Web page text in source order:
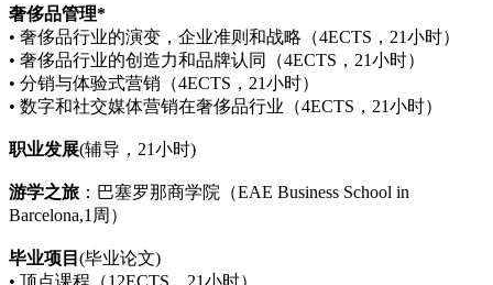
奢侈品管理*
• 奢侈品行业的演变，企业准则和战略（4ECTS，21小时）
• 奢侈品行业的创造力和品牌认同（4ECTS，21小时）
• 分销与体验式营销（4ECTS，21小时）
• 数字和社交媒体营销在奢侈品行业（4ECTS，21小时）
职业发展(辅导，21小时)
游学之旅 ：巴塞罗那商学院（EAE Business School in
Barcelona,1周）
毕业项目 (毕业论文)